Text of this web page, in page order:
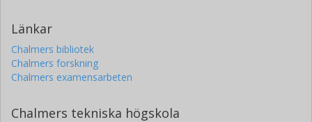
Länkar
Chalmers bibliotek
Chalmers forskning
Chalmers examensarbeten
Chalmers tekniska högskola